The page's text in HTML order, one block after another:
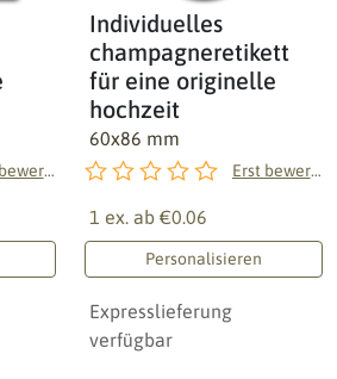
dekoration für ihre feier zu gestalten.
champagnerflaschen,
marmeladengläsern,
auf der tischpapeterie verwendet.
personalisierung (vornamen, datum,
schaffen sie eine einzigartige
hochzeit. Unsere vorlagen passen
ländlich, romantisch, chic,
papieren mit verschiedenen
matt, glänzend, strukturiert, kraft
Sie können je nach bedarf in kleiner
Erst bewerten!
Individuelles
champagneretikett
für eine originelle
hochzeit
60x86 mm
Erst bewerten!
1 ex. ab €0.06
Personalisieren
Expresslieferung
verfügbar